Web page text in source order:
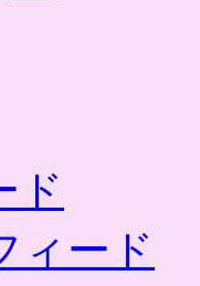
ド
ィード